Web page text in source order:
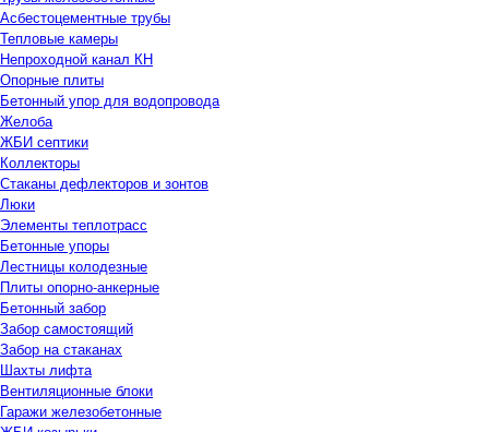
Асбестоцементные трубы
Тепловые камеры
Непроходной канал КН
Опорные плиты
Бетонный упор для водопровода
Желоба
ЖБИ септики
Коллекторы
Стаканы дефлекторов и зонтов
Люки
Элементы теплотрасс
Бетонные упоры
Лестницы колодезные
Плиты опорно-анкерные
Бетонный забор
Забор самостоящий
Забор на стаканах
Шахты лифта
Вентиляционные блоки
Гаражи железобетонные